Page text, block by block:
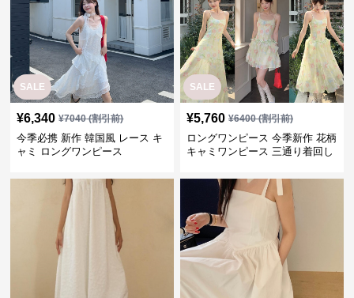
SALE
¥6,340 ¥7040(割引前)
今季必携 新作 韓国風 レース キ
ャミ ロングワンピース
SALE
¥5,760 ¥6400(割引前)
ロングワンピース 今季新作 花柄
キャミワンピース 三通り着回し